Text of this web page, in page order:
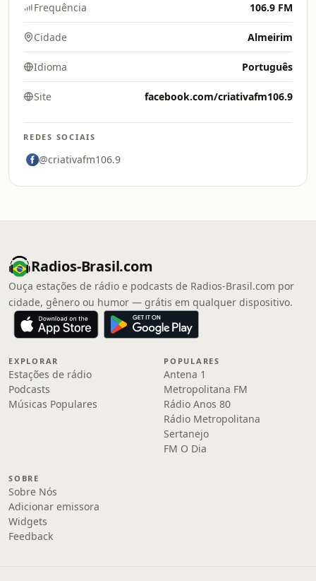
Frequência 106.9 FM
Cidade Almeirim
Idioma Português
Site facebook.com/criativafm106.9
REDES SOCIAIS
@criativafm106.9
Radios-Brasil.com
Ouça estações de rádio e podcasts de Radios-Brasil.com por
cidade, gênero ou humor — grátis em qualquer dispositivo.
EXPLORAR
Estações de rádio
Podcasts
Músicas Populares
POPULARES
Antena 1
Metropolitana FM
Rádio Anos 80
Rádio Metropolitana
Sertanejo
FM O Dia
SOBRE
Sobre Nós
Adicionar emissora
Widgets
Feedback